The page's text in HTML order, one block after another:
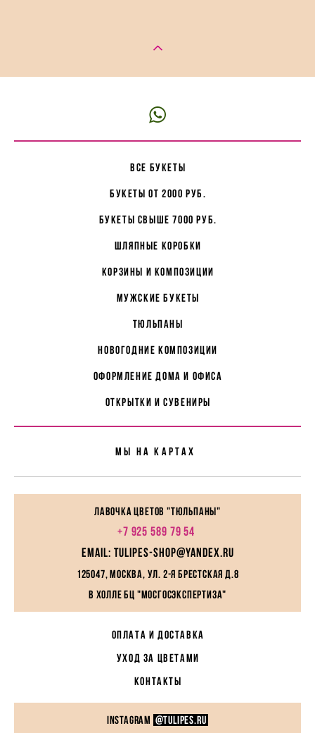
все букеты
букеты от 2000 руб.
букеты свыше 7000 руб.
Шляпные коробки
корзины и композиции
мужские букеты
Тюльпаны
Новогодние композиции
Оформление дома и офиса
Открытки и сувениры
Мы На картах
Лавочка цветов "Тюльпаны"
+7 925 589 79 54
EMAIL: tulipes-shop@yandex.ru
125047, Москва, ул. 2-я Брестская д.8
в холле БЦ "МосГосЭкспертиза"
ОПЛАТА И ДОСТАВКА
УХОД ЗА ЦВЕТАМИ
КОНТАКТЫ
instagram @TULIPES.RU